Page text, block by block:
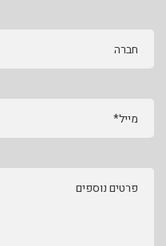
חברה
מייל*
פרטים נוספים